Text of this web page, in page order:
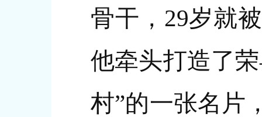
骨干，29岁就
他牵头打造了
村”的一张名片